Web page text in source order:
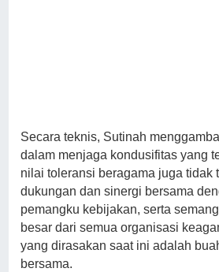
Secara teknis, Sutinah
dalam menjaga kondusifitas yang
nilai toleransi beragama juga tidak
dukungan dan sinergi bersama
pemangku kebijakan, serta
besar dari semua organisasi
yang dirasakan saat ini adalah
bersama.